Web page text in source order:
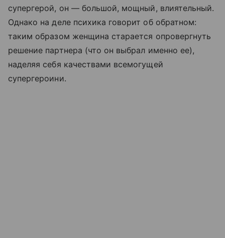
супергерой, он — большой, мощный, влиятельный.
Однако на деле психика говорит об обратном:
таким образом женщина старается опровергнуть
решение партнера (что он выбрал именно ее),
наделяя себя качествами всемогущей
супергероини.